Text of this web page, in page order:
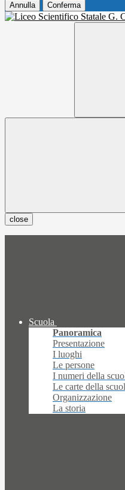
Annulla Conferma
close
Scuola
Panoramica
Presentazione
I luoghi
Le persone
I numeri della
Le carte della
Organizzazione
La storia